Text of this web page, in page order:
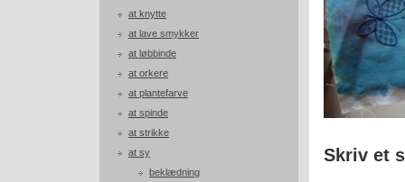
at knytte
at lave smykker
at løbbinde
at orkere
at plantefarve
at spinde
at strikke
at sy
beklædning
Skriv et